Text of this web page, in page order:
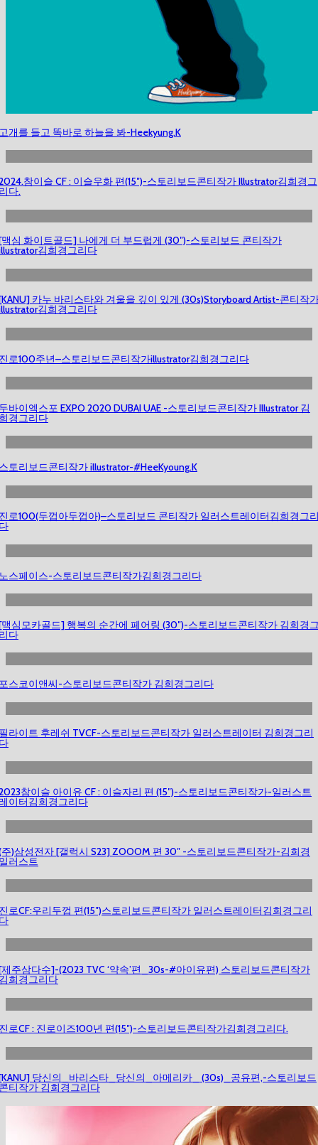
개를 들고 똑바로 하늘을 봐-Heekyung.K
참이슬 CF : 이슬우화 편(15″)-스토리보드콘티작가 Illustrator김희경그
다.
심 화이트골드] 나에게 더 부드럽게 (30″)-스토리보드 콘티작가
김희경그리다
카누 바리스타와 겨울을 깊이 있게 (30s)Storyboard Artist-콘티작
김희경그리다
로100주년–스토리보드콘티작가illustrator김희경그리다
바이엑스포 EXPO 2020 DUBAI UAE -스토리보드콘티작가 Illustrator 김
경그리다
토리보드콘티작가 illustrator-#HeeKyoung.K
로100(두껍아두껍아)–스토리보드 콘티작가 일러스트레이터김희경그
스페이스-스토리보드콘티작가김희경그리다
심모카골드] 행복의 순간에 페어링 (30″)-스토리보드콘티작가 김희경
다
스코이앤씨-스토리보드콘티작가 김희경그리다
라이트 후레쉬 TVCF-스토리보드콘티작가 일러스트레이터 김희경그리
참이슬 아이유 CF : 이슬자리 편 (15″)-스토리보드콘티작가-일러스트
이터김희경그리다
)삼성전자 [갤럭시 S23] ZOOOM 편 30″ -스토리보드콘티작가-김희경
러스트
로CF:우리두껍 편(15″)스토리보드콘티작가 일러스트레이터김희경그리
주삼다수]-(2023 TVC ‘약속’편_30s-#아이유편) 스토리보드콘티작가
희경그리다
로CF : 진로이즈100년 편(15″)-스토리보드콘티작가김희경그리다.
당신의_바리스타_당신의_아메리카_ (30s)_공유편,-스토리보드
티작가 김희경그리다